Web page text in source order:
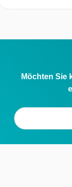
Möchten Sie